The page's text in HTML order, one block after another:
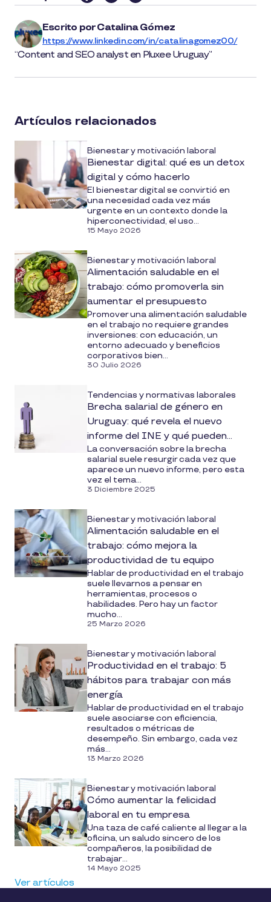
article
on
social
Escrito porCatalina Gómez
https://www.linkedin.com/in/catalinagomez00/
Content and SEO analyst en Pluxee Uruguay
Artículos relacionados
Bienestar y motivación laboral
Bienestar digital: qué es un detox
digital y cómo hacerlo
El bienestar digital se convirtió en
una necesidad cada vez más
urgente en un contexto donde la
hiperconectividad, el uso...
15 Mayo 2026
Bienestar y motivación laboral
Alimentación saludable en el
trabajo: cómo promoverla sin
aumentar el presupuesto
Promover una alimentación saludable
en el trabajo no requiere grandes
inversiones: con educación, un
entorno adecuado y beneficios
corporativos bien...
30 Julio 2026
Tendencias y normativas laborales
Brecha salarial de género en
Uruguay: qué revela el nuevo
informe del INE y qué pueden
hacer hoy las empresas
La conversación sobre la brecha
salarial suele resurgir cada vez que
aparece un nuevo informe, pero esta
vez el tema...
3 Diciembre 2025
Bienestar y motivación laboral
Alimentación saludable en el
trabajo: cómo mejora la
productividad de tu equipo
Hablar de productividad en el trabajo
suele llevarnos a pensar en
herramientas, procesos o
habilidades. Pero hay un factor
mucho...
25 Marzo 2026
Bienestar y motivación laboral
Productividad en el trabajo: 5
hábitos para trabajar con más
energía
Hablar de productividad en el trabajo
suele asociarse con eficiencia,
resultados o métricas de
desempeño. Sin embargo, cada vez
más...
13 Marzo 2026
Bienestar y motivación laboral
Cómo aumentar la felicidad
laboral en tu empresa
Una taza de café caliente al llegar a la
oficina, un saludo sincero de los
compañeros, la posibilidad de
trabajar...
14 Mayo 2025
Ver artículos